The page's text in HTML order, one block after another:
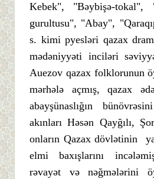
Kebek", "Bəybişə-tokal",
gurultusu", "Abay",
s. kimi pyesləri qazax
mədəniyyəti inciləri
Auezov qazax folklorunun
mərhələ açmış, qazax
abayşünaslığın
akınları Həsən Qayğılı,
onların Qazax dövlətinin
elmi baxışlarını
rəvayət və nəğmələrini